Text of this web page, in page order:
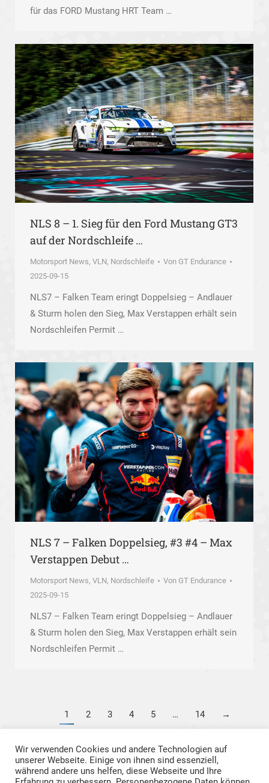
für das FORD Mustang HRT Team …
NLS 8 – 1. Sieg für den Ford Mustang GT3
auf der Nordschleife …
Motorsport News, VLN, Nordschleife Von GT Endurance
2025-09-15
NLS7 – Falken Team eringt Doppelsieg – Andlauer
& Sturm holen den Sieg, Max Verstappen erhält sein
Nordschleifen Permit …
NLS 7 – Falken Doppelsieg, #3 #4 – Max
Verstappen Debut …
Motorsport News, VLN, Nordschleife Von GT Endurance
2025-09-15
NLS7 – Falken Team eringt Doppelsieg – Andlauer
& Sturm holen den Sieg, Max Verstappen erhält sein
Nordschleifen Permit …
1 2 3 4 5 … 14 →
Wir verwenden Cookies und andere Technologien auf
unserer Webseite. Einige von ihnen sind essenziell,
während andere uns helfen, diese Webseite und Ihre